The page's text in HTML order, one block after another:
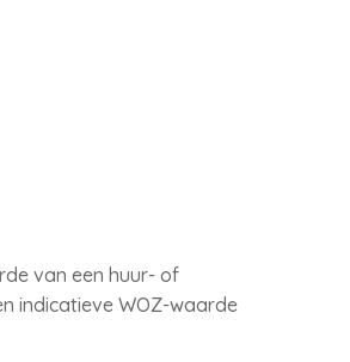
van een huur- of
indicatieve WOZ-waarde